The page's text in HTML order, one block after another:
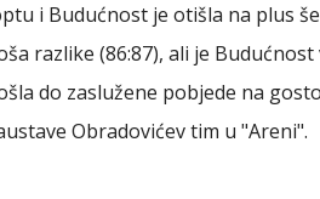
i Budućnost je otišla na plus
razlike (86:87), ali je
do zaslužene pobjede na
Obradovićev tim u "Areni".